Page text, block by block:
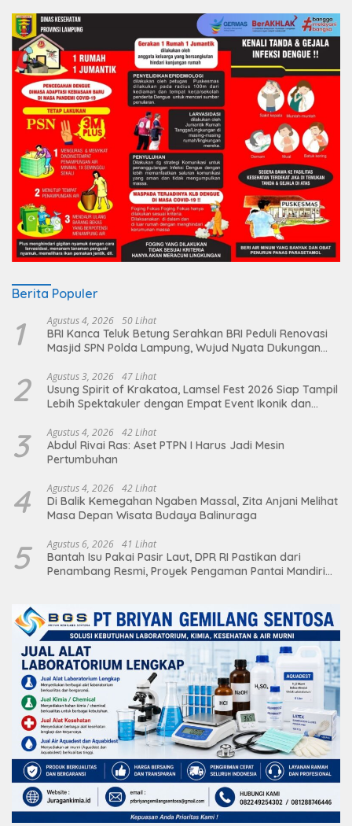
Berita Populer
1 Agustus 4, 2026 50 Lihat
BRI Kanca Teluk Betung Serahkan BRI Peduli Renovasi
Masjid SPN Polda Lampung, Wujud Nyata Dukungan
2 Agustus 3, 2026 47 Lihat
Usung Spirit of Krakatoa, Lamsel Fest 2026 Siap Tampil
Lebih Spektakuler dengan Empat Event Ikonik dan
3 Agustus 4, 2026 42 Lihat
Abdul Rivai Ras: Aset PTPN I Harus Jadi Mesin
Pertumbuhan
4 Agustus 4, 2026 42 Lihat
Di Balik Kemegahan Ngaben Massal, Zita Anjani Melihat
Masa Depan Wisata Budaya Balinuraga
5 Agustus 6, 2026 41 Lihat
Bantah Isu Pakai Pasir Laut, DPR RI Pastikan dari
Penambang Resmi, Proyek Pengaman Pantai Mandiri